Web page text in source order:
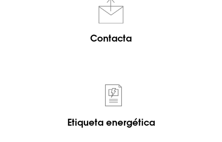
Contacta
Etiqueta energética